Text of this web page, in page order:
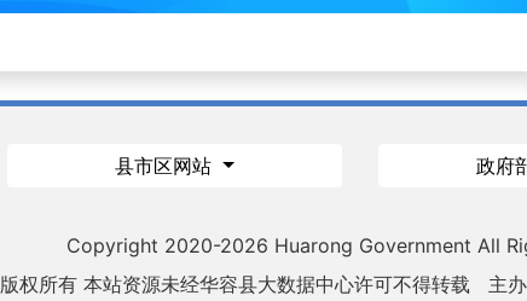
县市区网站 政府
Copyright 2020-2026 Huarong Government All
版权所有 本站资源未经华容县大数据中心许可不得转载
主